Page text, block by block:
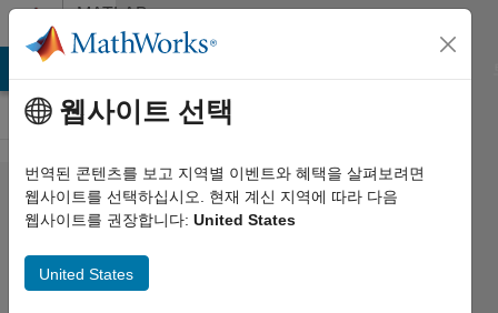
콘텐츠로 바로 가기
MATLAB
Answers
Could
anyone
help
me
웹사이트 선택
번역된 콘텐츠를 보고 지역별 이벤트와 혜택을 살펴보려면
웹사이트를 선택하십시오. 현재 계신 지역에 따라 다음
웹사이트를 권장합니다: United States
United States